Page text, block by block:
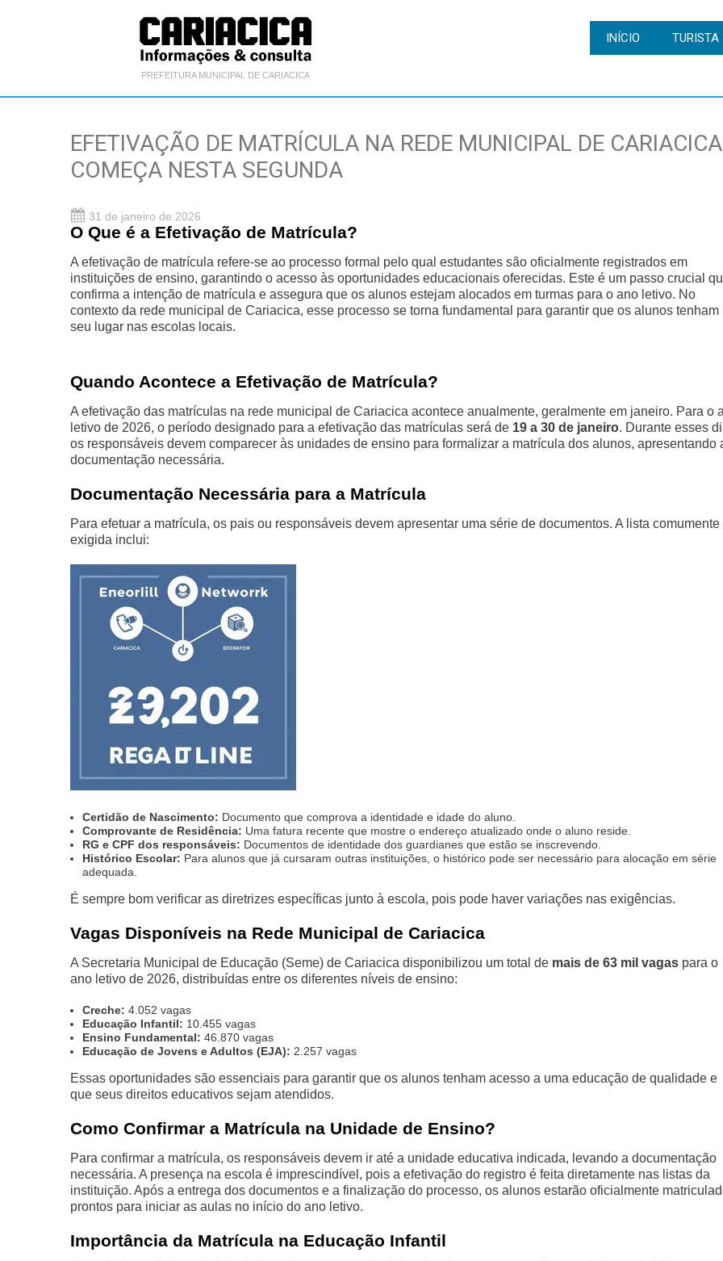
PREFEITURA MUNICIPAL DE CARIACICA
INÍCIO TURISTA
EFETIVAÇÃO DE MATRÍCULA NA REDE MUNICIPAL DE CARIACICA
COMEÇA NESTA SEGUNDA
31 de janeiro de 2026
O Que é a Efetivação de Matrícula?
A efetivação de matrícula refere-se ao processo formal pelo qual estudantes são oficialmente registrados em
instituições de ensino, garantindo o acesso às oportunidades educacionais oferecidas. Este é um passo crucial
confirma a intenção de matrícula e assegura que os alunos estejam alocados em turmas para o ano letivo. No
contexto da rede municipal de Cariacica, esse processo se torna fundamental para garantir que os alunos tenham
seu lugar nas escolas locais.
Quando Acontece a Efetivação de Matrícula?
A efetivação das matrículas na rede municipal de Cariacica acontece anualmente, geralmente em janeiro. Para o
letivo de 2026, o período designado para a efetivação das matrículas será de 19 a 30 de janeiro. Durante esses
os responsáveis devem comparecer às unidades de ensino para formalizar a matrícula dos alunos, apresentando
documentação necessária.
Documentação Necessária para a Matrícula
Para efetuar a matrícula, os pais ou responsáveis devem apresentar uma série de documentos. A lista comumente
exigida inclui:
Certidão de Nascimento: Documento que comprova a identidade e idade do aluno.
Comprovante de Residência: Uma fatura recente que mostre o endereço atualizado onde o aluno reside.
RG e CPF dos responsáveis: Documentos de identidade dos guardianes que estão se inscrevendo.
Histórico Escolar: Para alunos que já cursaram outras instituições, o histórico pode ser necessário para alocação em série
adequada.
É sempre bom verificar as diretrizes específicas junto à escola, pois pode haver variações nas exigências.
Vagas Disponíveis na Rede Municipal de Cariacica
A Secretaria Municipal de Educação (Seme) de Cariacica disponibilizou um total de mais de 63 mil vagas para o
ano letivo de 2026, distribuídas entre os diferentes níveis de ensino:
Creche: 4.052 vagas
Educação Infantil: 10.455 vagas
Ensino Fundamental: 46.870 vagas
Educação de Jovens e Adultos (EJA): 2.257 vagas
Essas oportunidades são essenciais para garantir que os alunos tenham acesso a uma educação de qualidade e
que seus direitos educativos sejam atendidos.
Como Confirmar a Matrícula na Unidade de Ensino?
Para confirmar a matrícula, os responsáveis devem ir até a unidade educativa indicada, levando a documentação
necessária. A presença na escola é imprescindível, pois a efetivação do registro é feita diretamente nas listas da
instituição. Após a entrega dos documentos e a finalização do processo, os alunos estarão oficialmente
prontos para iniciar as aulas no início do ano letivo.
Importância da Matrícula na Educação Infantil